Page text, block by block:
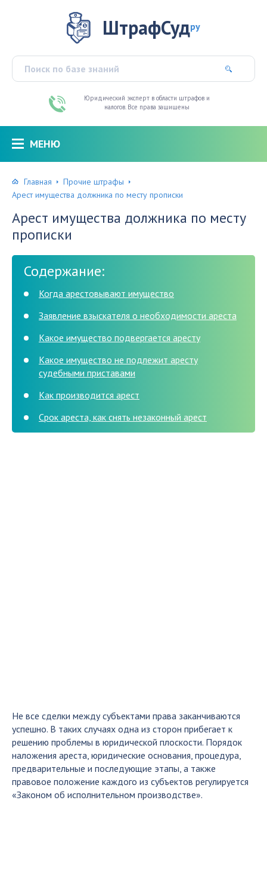
ШтрафСудру
Юридический эксперт в области штрафов и
налогов. Все права защищены
МЕНЮ
Главная
Прочие штрафы
Арест имущества должника по месту прописки
Арест имущества должника по месту
прописки
Содержание:
Когда арестовывают имущество
Заявление взыскателя о необходимости ареста
Какое имущество подвергается аресту
Какое имущество не подлежит аресту
судебными приставами
Как производится арест
Срок ареста, как снять незаконный арест
Не все сделки между субъектами права заканчиваются
успешно. В таких случаях одна из сторон прибегает к
решению проблемы в юридической плоскости. Порядок
наложения ареста, юридические основания, процедура,
предварительные и последующие этапы, а также
правовое положение каждого из субъектов регулируется
«Законом об исполнительном производстве».